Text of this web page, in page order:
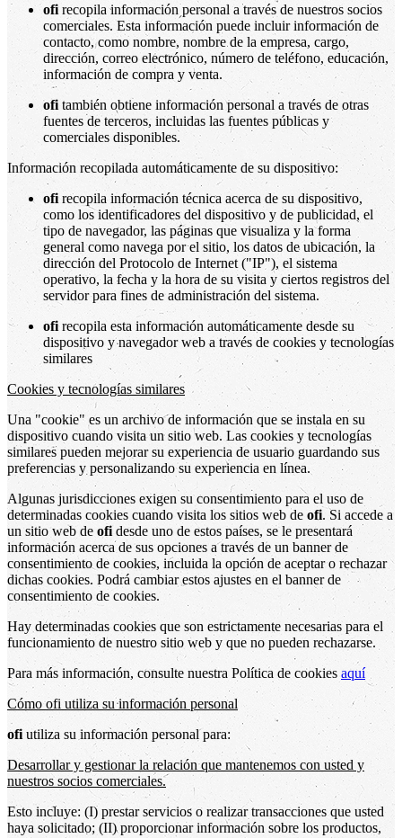
ofirecopila información personal a través de nuestros socios
comerciales. Esta información puede incluir información de
contacto, como nombre, nombre de la empresa, cargo,
dirección, correo electrónico, número de teléfono, educación,
información de compra y venta.
ofi también obtiene información personal a través de otras
fuentes de terceros, incluidas las fuentes públicas y
comerciales disponibles.
Información recopilada automáticamente de su dispositivo:
ofi recopila información técnica acerca de su dispositivo,
como los identificadores del dispositivo y de publicidad, el
tipo de navegador, las páginas que visualiza y la forma
general como navega por el sitio, los datos de ubicación, la
dirección del Protocolo de Internet ("IP"), el sistema
operativo, la fecha y la hora de su visita y ciertos registros del
servidor para fines de administración del sistema.
ofi recopila esta información automáticamente desde su
dispositivo y navegador web a través de cookies y tecnologías
similares
Cookies y tecnologías similares
Una "cookie" es un archivo de información que se instala en su
dispositivo cuando visita un sitio web. Las cookies y tecnologías
similares pueden mejorar su experiencia de usuario guardando sus
preferencias y personalizando su experiencia en línea.
Algunas jurisdicciones exigen su consentimiento para el uso de
determinadas cookies cuando visita los sitios web de ofi. Si accede a
un sitio web de ofi desde uno de estos países, se le presentará
información acerca de sus opciones a través de un banner de
consentimiento de cookies, incluida la opción de aceptar o rechazar
dichas cookies. Podrá cambiar estos ajustes en el banner de
consentimiento de cookies.
Hay determinadas cookies que son estrictamente necesarias para el
funcionamiento de nuestro sitio web y que no pueden rechazarse.
Para más información, consulte nuestra Política de cookies aquí
Cómo ofi utiliza su información personal
ofi utiliza su información personal para:
Desarrollar y gestionar la relación que mantenemos con usted y
nuestros socios comerciales.
Esto incluye: (I) prestar servicios o realizar transacciones que usted
haya solicitado; (II) proporcionar información sobre los productos,